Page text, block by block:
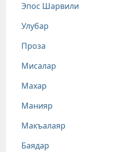
Эпос Шарвили
Улубар
Проза
Мисалар
Махар
Манияр
Макъалаяр
Баядар